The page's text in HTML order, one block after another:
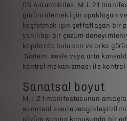
DS Automobiles, M.i. 21
görüntülemek için opaklaşan
keşfetmek için şeffaflaşan bir
yenilikçi bir çözüm
kapılarda bulunan ve arka
Sistem, sesle veya orta
kontrol mekanizması ile kontrol
Sanatsal boyut
M.i. 21 manifestosunun
sanatsal eserle
çözüm sunma konusunda bir